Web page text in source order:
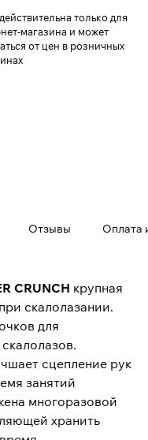
только для
магазина и может
от цен в розничных
Отзывы Оплата
CRUNCH крупная
скалолазании.
для
сцепление рук
занятий
многоразовой
хранить